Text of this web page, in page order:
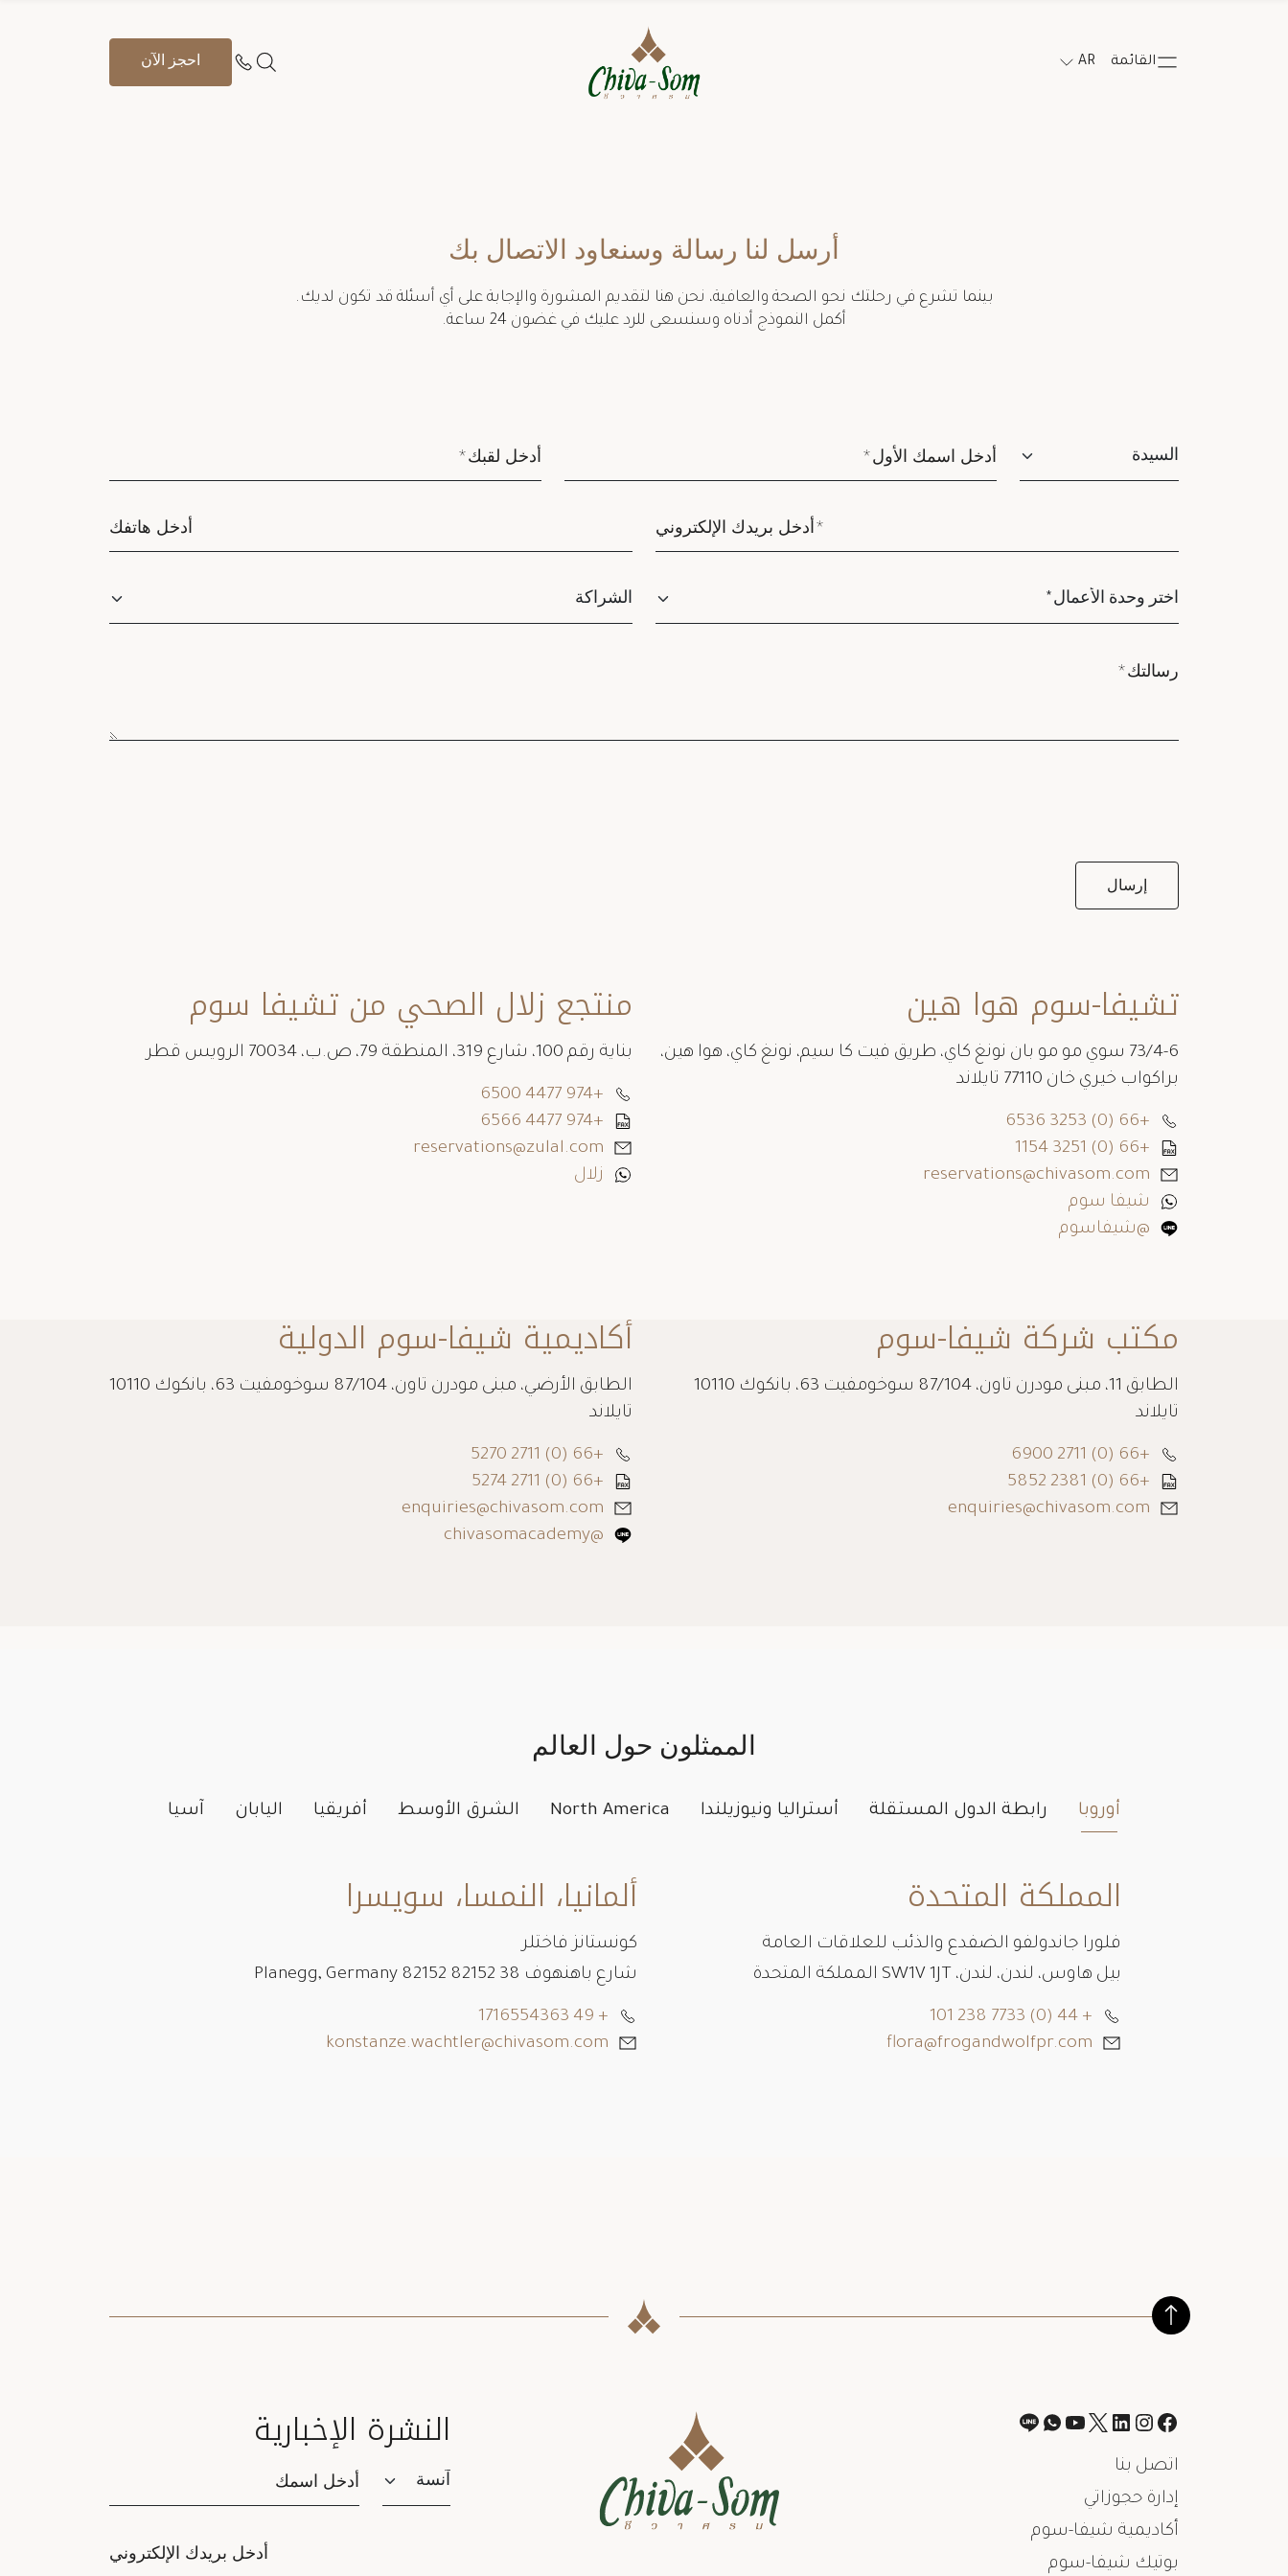
القائمة AR احجز الآن
أرسل لنا رسالة وسنعاود الاتصال بك
بينما تشرع في رحلتك نحو الصحة والعافية، نحن هنا لتقديم المشورة والإجابة على أي أسئلة قد تكون لديك.
أكمل النموذج أدناه وسنسعى للرد عليك في غضون 24 ساعة.
تشيفا-سوم هوا هين
73/4-6 سوي مو مو بان نونغ كاي، طريق فيت كا سيم، نونغ كاي، هوا هين،
براكواب خيري خان 77110 تايلاند
+66 (0) 3253 6536
+66 (0) 3251 1154
reservations@chivasom.com
شيفا سوم
@شيفاسوم
منتجع زلال الصحي من تشيفا سوم
بناية رقم 100، شارع 319، المنطقة 79، ص.ب، 70034 الرويس قطر
+974 4477 6500
+974 4477 6566
reservations@zulal.com
زلال
مكتب شركة شيفا-سوم
الطابق 11، مبنى مودرن تاون، 87/104 سوخومفيت 63، بانكوك 10110
تايلاند
+66 (0) 2711 6900
+66 (0) 2381 5852
enquiries@chivasom.com
أكاديمية شيفا-سوم الدولية
الطابق الأرضي، مبنى مودرن تاون، 87/104 سوخومفيت 63، بانكوك 10110
تايلاند
+66 (0) 2711 5270
+66 (0) 2711 5274
enquiries@chivasom.com
@chivasomacademy
الممثلون حول العالم
أوروبا رابطة الدول المستقلة أستراليا ونيوزيلندا North America الشرق الأوسط أفريقيا اليابان آسيا
المملكة المتحدة
فلورا جاندولفو الضفدع والذئب للعلاقات العامة
بيل هاوس، لندن، لندن، SW1V 1JT المملكة المتحدة
+ 44 (0) 7733 238 101
flora@frogandwolfpr.com
ألمانيا، النمسا، سويسرا
كونستانز فاختلر
شارع باهنهوف 38 82152 82152 Planegg, Germany
+ 49 1716554363
konstanze.wachtler@chivasom.com
اتصل بنا
إدارة حجوزاتي
أكاديمية شيفا-سوم
بوتيك شيفا-سوم
النشرة الإخبارية
Salutation